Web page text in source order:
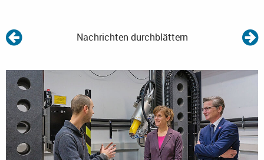
Nachrichten durchblättern